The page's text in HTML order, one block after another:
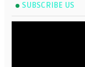
SUBSCRIBE US